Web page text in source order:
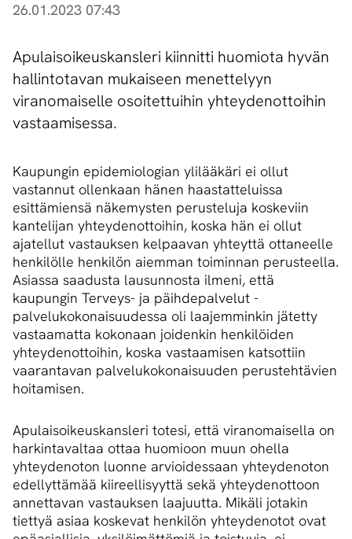
26.01.2023 07:43
Apulaisoikeuskansleri kiinnitti huomiota hyvän
hallintotavan mukaiseen menettelyyn
viranomaiselle osoitettuihin yhteydenottoihin
vastaamisessa.
Kaupungin epidemiologian ylilääkäri ei ollut
vastannut ollenkaan hänen haastatteluissa
esittämiensä näkemysten perusteluja koskeviin
kantelijan yhteydenottoihin, koska hän ei ollut
ajatellut vastauksen kelpaavan yhteyttä ottaneelle
henkilölle henkilön aiemman toiminnan perusteella.
Asiassa saadusta lausunnosta ilmeni, että
kaupungin Terveys- ja päihdepalvelut -
palvelukokonaisuudessa oli laajemminkin jätetty
vastaamatta kokonaan joidenkin henkilöiden
yhteydenottoihin, koska vastaamisen katsottiin
vaarantavan palvelukokonaisuuden perustehtävien
hoitamisen.
Apulaisoikeuskansleri totesi, että viranomaisella on
harkintavaltaa ottaa huomioon muun ohella
yhteydenoton luonne arvioidessaan yhteydenoton
edellyttämää kiireellisyyttä sekä yhteydenottoon
annettavan vastauksen laajuutta. Mikäli jotakin
tiettyä asiaa koskevat henkilön yhteydenotot ovat